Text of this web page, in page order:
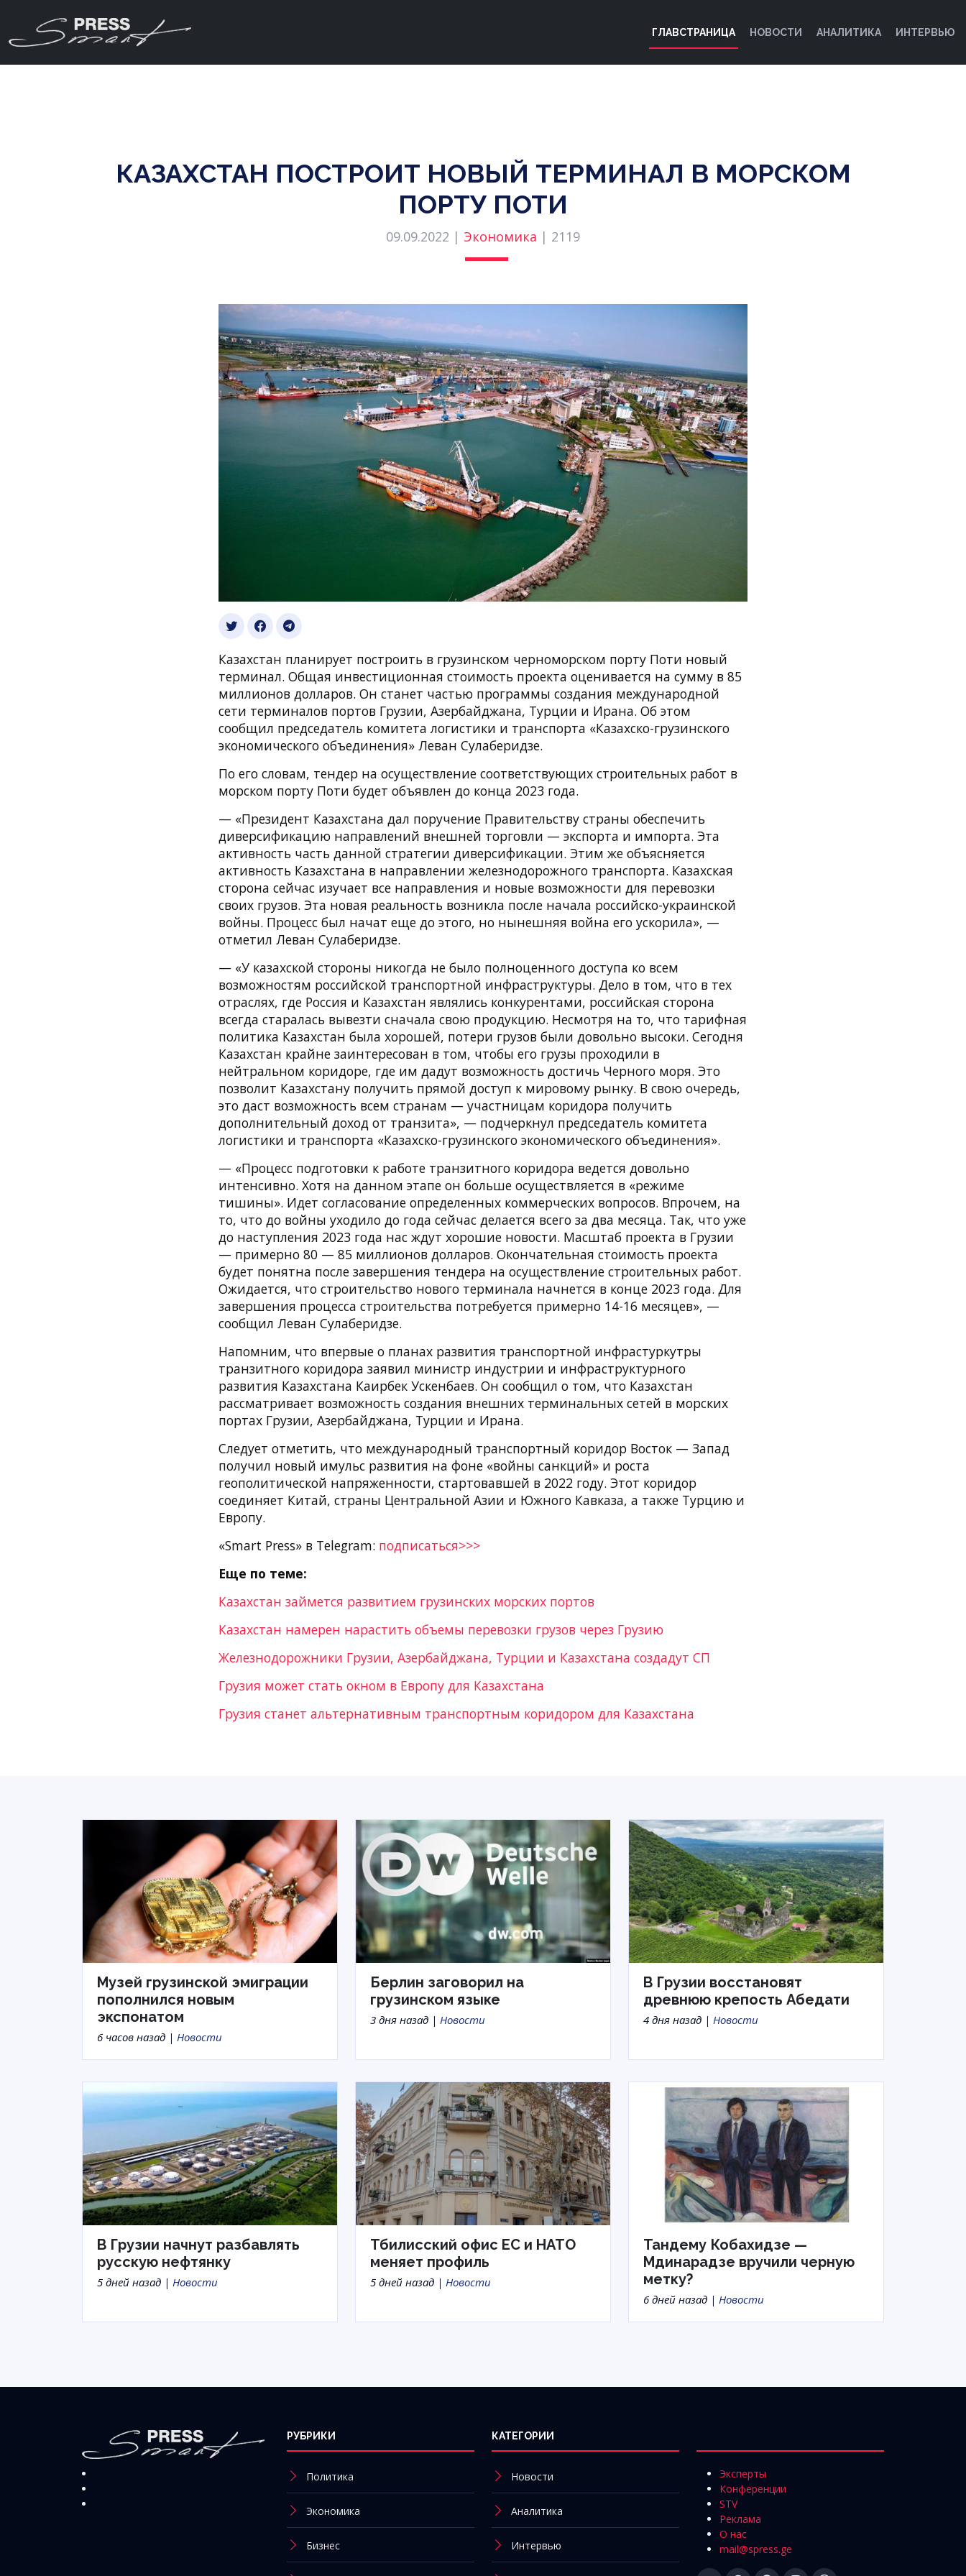
ГЛАВСТРАНИЦА НОВОСТИ АНАЛИТИКА ИНТЕРВЬЮ
КАЗАХСТАН ПОСТРОИТ НОВЫЙ ТЕРМИНАЛ В МОРСКОМ
ПОРТУ ПОТИ
09.09.2022 | Экономика | 2119
Казахстан планирует построить в грузинском черноморском порту Поти новый
терминал. Общая инвестиционная стоимость проекта оценивается на сумму в 85
миллионов долларов. Он станет частью программы создания международной
сети терминалов портов Грузии, Азербайджана, Турции и Ирана. Об этом
сообщил председатель комитета логистики и транспорта «Казахско-грузинского
экономического объединения» Леван Сулаберидзе.
По его словам, тендер на осуществление соответствующих строительных работ в
морском порту Поти будет объявлен до конца 2023 года.
— «Президент Казахстана дал поручение Правительству страны обеспечить
диверсификацию направлений внешней торговли — экспорта и импорта. Эта
активность часть данной стратегии диверсификации. Этим же объясняется
активность Казахстана в направлении железнодорожного транспорта. Казахская
сторона сейчас изучает все направления и новые возможности для перевозки
своих грузов. Эта новая реальность возникла после начала российско-украинской
войны. Процесс был начат еще до этого, но нынешняя война его ускорила», —
отметил Леван Сулаберидзе.
— «У казахской стороны никогда не было полноценного доступа ко всем
возможностям российской транспортной инфраструктуры. Дело в том, что в тех
отраслях, где Россия и Казахстан являлись конкурентами, российская сторона
всегда старалась вывезти сначала свою продукцию. Несмотря на то, что тарифная
политика Казахстан была хорошей, потери грузов были довольно высоки. Сегодня
Казахстан крайне заинтересован в том, чтобы его грузы проходили в
нейтральном коридоре, где им дадут возможность достичь Черного моря. Это
позволит Казахстану получить прямой доступ к мировому рынку. В свою очередь,
это даст возможность всем странам — участницам коридора получить
дополнительный доход от транзита», — подчеркнул председатель комитета
логистики и транспорта «Казахско-грузинского экономического объединения».
— «Процесс подготовки к работе транзитного коридора ведется довольно
интенсивно. Хотя на данном этапе он больше осуществляется в «режиме
тишины». Идет согласование определенных коммерческих вопросов. Впрочем, на
то, что до войны уходило до года сейчас делается всего за два месяца. Так, что уже
до наступления 2023 года нас ждут хорошие новости. Масштаб проекта в Грузии
— примерно 80 — 85 миллионов долларов. Окончательная стоимость проекта
будет понятна после завершения тендера на осуществление строительных работ.
Ожидается, что строительство нового терминала начнется в конце 2023 года. Для
завершения процесса строительства потребуется примерно 14-16 месяцев», —
сообщил Леван Сулаберидзе.
Напомним, что впервые о планах развития транспортной инфрастуркутры
транзитного коридора заявил министр индустрии и инфраструктурного
развития Казахстана Каирбек Ускенбаев. Он сообщил о том, что Казахстан
рассматривает возможность создания внешних терминальных сетей в морских
портах Грузии, Азербайджана, Турции и Ирана.
Следует отметить, что международный транcпортный коридор Восток — Запад
получил новый имульс развития на фоне «войны санкций» и роста
геополитической напряженности, стартовавшей в 2022 году. Этот коридор
соединяет Китай, страны Центральной Азии и Южного Кавказа, а также Турцию и
Европу.
«Smart Press» в Telegram: подписаться>>>
Еще по теме:
Казахстан займется развитием грузинских морских портов
Казахстан намерен нарастить объемы перевозки грузов через Грузию
Железнодорожники Грузии, Азербайджана, Турции и Казахстана создадут СП
Грузия может стать окном в Европу для Казахстана
Грузия станет альтернативным транспортным коридором для Казахстана
Музей грузинской эмиграции
пополнился новым
экспонатом
6 часов назад | Новости
Берлин заговорил на
грузинском языке
3 дня назад | Новости
В Грузии восстановят
древнюю крепость Абедати
4 дня назад | Новости
В Грузии начнут разбавлять
русскую нефтянку
5 дней назад | Новости
Тбилисский офис ЕС и НАТО
меняет профиль
5 дней назад | Новости
Тандему Кобахидзе —
Мдинарадзе вручили черную
метку?
6 дней назад | Новости
РУБРИКИ
Политика
Экономика
Бизнес
КАТЕГОРИИ
Новости
Аналитика
Интервью
Эксперты
Конференции
STV
Реклама
О нас
mail@spress.ge